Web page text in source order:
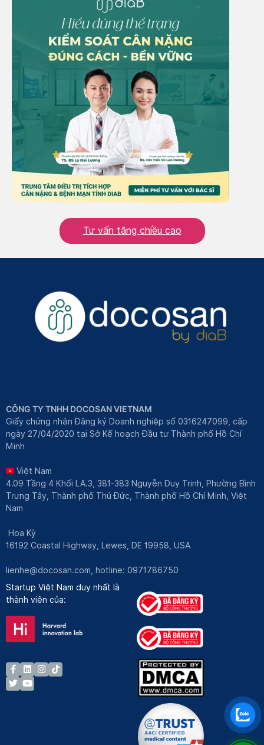
Tư vấn tăng chiều cao
CÔNG TY TNHH DOCOSAN VIETNAM
Giấy chứng nhận Đăng ký Doanh nghiệp số 0316247099, cấp
ngày 27/04/2020 tại Sở Kế hoạch Đầu tư Thành phố Hồ Chí
Minh
Việt Nam
4.09 Tầng 4 Khối LA.3, 381-383 Nguyễn Duy Trinh, Phường Bình
Trưng Tây, Thành phố Thủ Đức, Thành phố Hồ Chí Minh, Việt
Nam
Hoa Kỳ
16192 Coastal Highway, Lewes, DE 19958, USA
lienhe@docosan.com , hotline: 0971786750
Startup Việt Nam duy nhất là
thành viên của: